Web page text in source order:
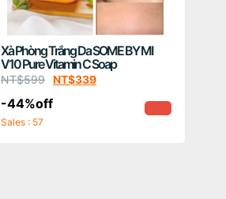
Xà Phòng Trắng Da SOME BY MI
V10 Pure Vitamin C Soap
NT$599 NT$339
-44%off
Sales : 57